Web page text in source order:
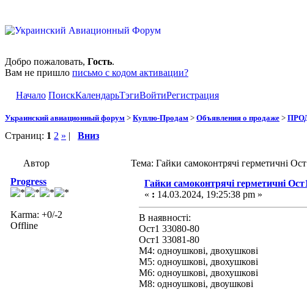
Добро пожаловать, Гость.
Вам не пришло письмо с кодом активации?
Начало ПоискКалендарьТэгиВойтиРегистрация
Украинский авиационный форум > Куплю-Продам > Объявления о продаже >
Страниц: 1 2 » | Вниз
Автор
Тема: Гайки самоконтрячі герметичні
Progress
Karma: +0/-2
Offline
Гайки самоконтрячі герметичні
« : 14.03.2024, 19:25:38 pm »
В наявності:
Ост1 33080-80
Ост1 33081-80
М4: одноушкові, двохушкові
М5: одноушкові, двохушкові
М6: одноушкові, двохушкові
М8: одноушкові, двоушкові